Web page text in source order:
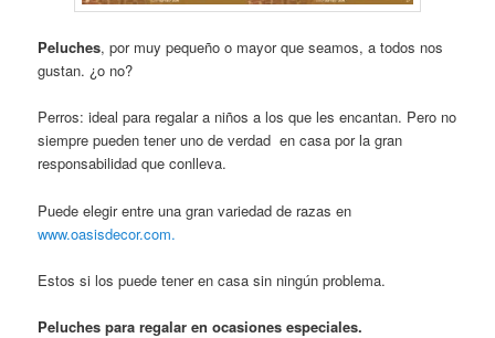
Peluches, por muy pequeño o mayor que seamos, a todos nos
gustan. ¿o no?
Perros: ideal para regalar a niños a los que les encantan. Pero no
siempre pueden tener uno de verdad en casa por la gran
responsabilidad que conlleva.
Puede elegir entre una gran variedad de razas en
www.oasisdecor.com.
Estos si los puede tener en casa sin ningún problema.
Peluches para regalar en ocasiones especiales.